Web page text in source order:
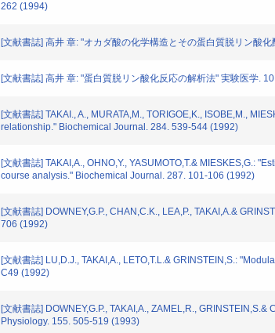
262 (1994)
[文献書誌] 高井 章: "オカダ酸の化学構造とその蛋白質脱リン酸
[文献書誌] 高井 章: "蛋白質脱リン酸化反応の解析法" 実験医学.
[文献書誌] TAKAI., A., MURATA,M., TORIGOE,K., ISOBE,M.,
relationship." Biochemical Journal. 284. 539-544 (1992)
[文献書誌] TAKAI,A., OHNO,Y., YASUMOTO,T.& MIESKES,G.:
course analysis." Biochemical Journal. 287. 101-106 (1992)
[文献書誌] DOWNEY,G.P., CHAN,C.K., LEA,P., TAKAI,A.&
706 (1992)
[文献書誌] LU,D.J., TAKAI,A., LETO,T.L.& GRINSTEIN,S.:
C49 (1992)
[文献書誌] DOWNEY,G.P., TAKAI,A., ZAMEL,R.,
Physiology. 155. 505-519 (1993)